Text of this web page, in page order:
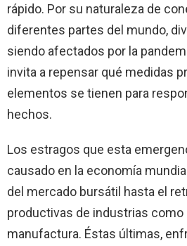
rápido. Por su naturaleza de
diferentes partes del mundo,
siendo afectados por la
invita a repensar qué medidas
elementos se tienen para
hechos.
Los estragos que esta
causado en la economía
del mercado bursátil hasta el
productivas de industrias como
manufactura. Éstas últimas,